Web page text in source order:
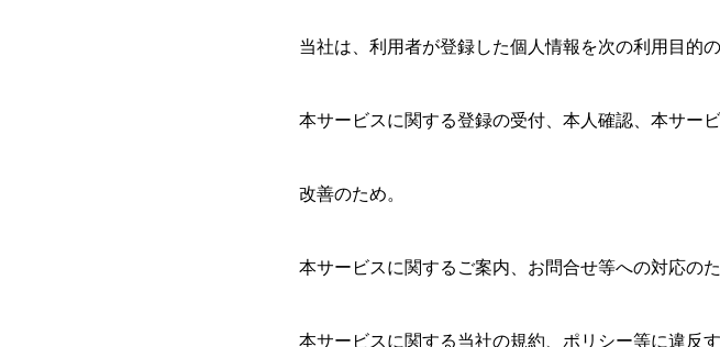
当社は、利用者が登録した個人情報を次の利用目的
本サービスに関する登録の受付、本人確認、本サー
改善のため。
本サービスに関するご案内、お問合せ等への対応のた
本サービスに関する当社の規約、ポリシー等に違反